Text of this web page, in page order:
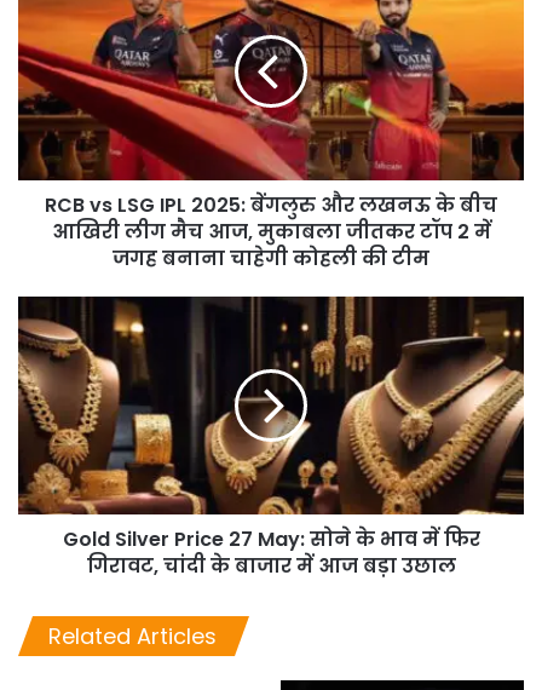
RCB vs LSG IPL 2025: बेंगलुरु और लखनऊ के बीच
आखिरी लीग मैच आज, मुकाबला जीतकर टॉप 2 में
जगह बनाना चाहेगी कोहली की टीम
Gold Silver Price 27 May: सोने के भाव में फिर
गिरावट, चांदी के बाजार में आज बड़ा उछाल
Related Articles